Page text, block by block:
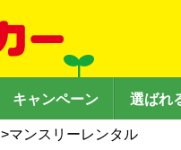
キャンペーン 選ばれ
>マンスリーレンタル